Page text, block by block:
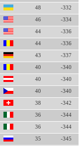
48 -332
46 -334
44 -336
44 -336
43 -337
40 -340
40 -340
40 -340
38 -342
36 -344
36 -344
35 -345